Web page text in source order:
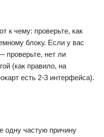
к чему: проверьте, как
блоку. Если у вас
проверьте, нет ли
(как правило, на
есть 2-3 интерфейса).
одну частую причину